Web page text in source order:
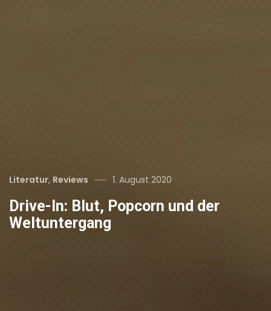
Categories
Literatur, Reviews
Posted
on
1. August 2020
Drive-In: Blut, Popcorn und der
Weltuntergang